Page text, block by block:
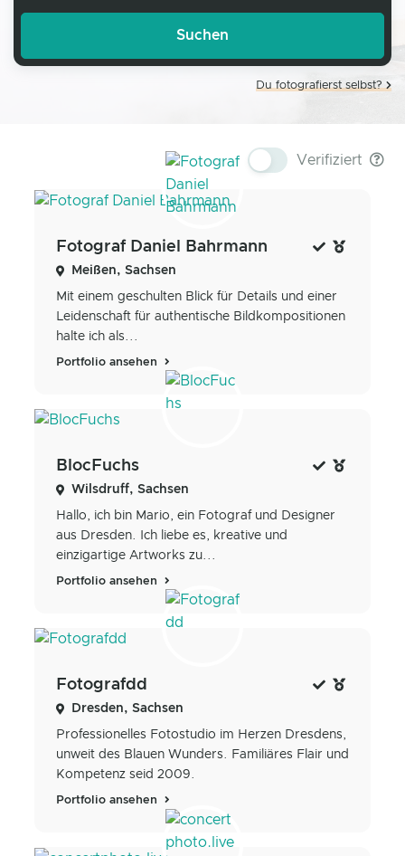
Du fotografierst selbst?
Verifiziert
Fotograf Daniel Bahrmann
Meißen, Sachsen
Mit ​einem geschulten Blick für Details und einer
Leidenschaft für authentische Bildkompositionen
halte ich als...
Portfolio ansehen
BlocFuchs
Wilsdruff, Sachsen
Hallo, ich bin Mario, ein Fotograf und Designer
aus Dresden. Ich liebe es, kreative und
einzigartige Artworks zu...
Portfolio ansehen
Fotografdd
Dresden, Sachsen
Professionelles Fotostudio im Herzen Dresdens,
unweit des Blauen Wunders. Familiäres Flair und
Kompetenz seid 2009.
Portfolio ansehen